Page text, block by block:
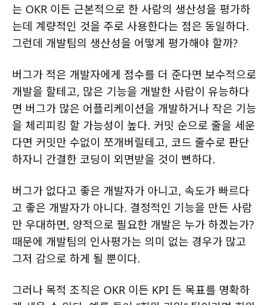
는 OKR 이든 근본적으로 한 사람의 생산성을 평가하
는데 계량적인 것을 주로 사용한다는 점은 동일하다.
그런데 개발팀의 생산성을 어떻게 평가해야 할까?
버그가 적은 개발자에게 점수를 더 준다면 보수적으로
개발을 할테고, 많은 기능을 개발한 사람이 유능하다
면 버그가 많은 어플리케이션을 개발하거나 작은 기능
을 체리피킹 할 가능성이 높다. 커밋 순으로 줄을 세운
다면 커밋만 수없이 쪼개버릴테고, 코드 줄수로 판단
하자니 간결한 코딩이 외면받을 것이 뻔하다.
버그가 없다고 좋은 개발자가 아니고, 속도가 빠르다
고 좋은 개발자가 아니다. 결정적인 기능을 만든 사람
만 우대하면, 양적으로 필요한 개발은 누가 하겠는가?
때문에 개발팀의 인사평가는 의미 없는 경우가 많고
그저 감으로 하게 될 뿐이다.
그러나 목적 조직은 OKR 이든 KPI 든 목표를 명확하